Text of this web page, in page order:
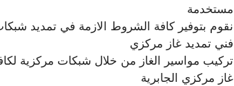
مستخدمة
نقوم بتوفير كافة الشروط الازمة في تمديد
فني تمديد غاز مركزي
تركيب مواسير الغاز من خلال شبكات مركزية
غاز مركزي الجابرية